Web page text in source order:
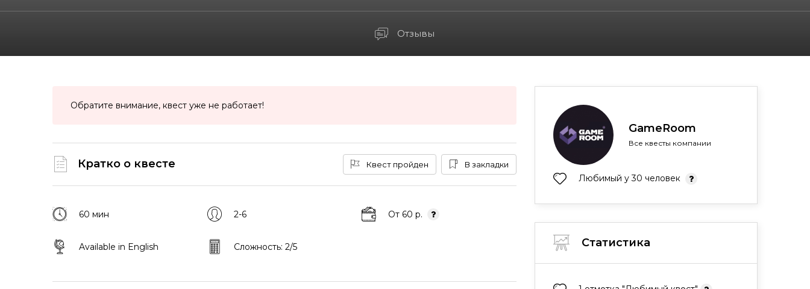
Отзывы
Обратите внимание, квест уже не работает!
Кратко о квесте В закладки
Квест пройден
60 мин 2-6 От 60 р.
Available in English Сложность: 2/5
GameRoom
Все квесты компании
Любимый у 30 человек
Статистика